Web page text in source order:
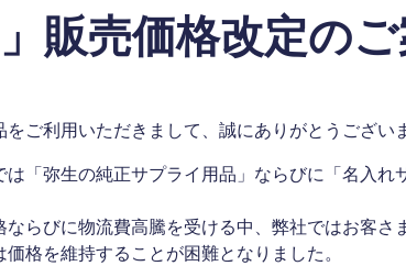
販売価格改定の
ご利用いただきまして、誠にありがとうございま
は「弥生の純正サプライ用品」ならびに「名入
らびに物流費高騰を受ける中、弊社ではお客さ
格を維持することが困難となりました。